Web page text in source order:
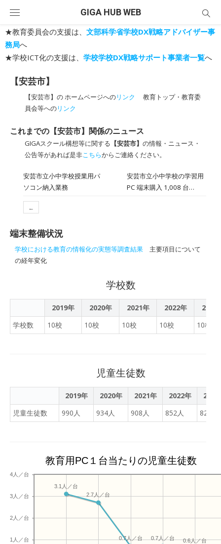
content
GIGA HUB WEB
★教育委員会の支援は、 文部科学省学校DX戦略アドバイザー事
務局へ
★学校ICT化の支援は、 学校学校DX戦略サポート事業者一覧へ
【安芸市】
【安芸市】の ホームページへのリンク
教育トップ・教育委
員会等へのリンク
これまでの【安芸市】関係のニュース
GIGAスクール構想等に関する 【安芸市】 の情報・ニュース・
公告等があれば是非こちらからご連絡ください。
安芸市立小中学校授業用パ
ソコン納入業務
安芸市立小中学校の学習用
PC 端末購入 1,008 台
←
端末整備状況
学校における教育の情報化の実態等調査結果 主要項目について
の経年変化
学校数
2019年 2020年 2021年 2022年
2023
学校数
10校 10校 10校 10校 10校
児童生徒数
2019年 2020年 2021年 2022年
2023
児童生徒数
990人 934人 908人 852人 827人
教育用PC１台当たりの児童生徒数
1人／台
2人／台
3人／台
4人／台
0.6人／台
0.7人／台
0.7人／台
2.7人／台
3.1人／台